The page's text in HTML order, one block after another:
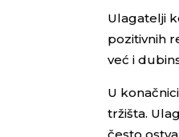
Ulagatelji
pozitivnih
već i
U
tržišta.